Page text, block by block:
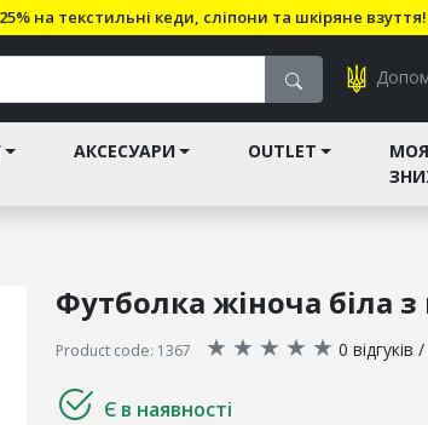
на текстильні кеди, сліпони та шкіряне взуття!
АКСЕСУАРИ OUTLET
МОЯ
Футболка жіноча біла
Product code: 1367 ★ ★ ★ ★ ★ 0 відгуків /
Є в наявності